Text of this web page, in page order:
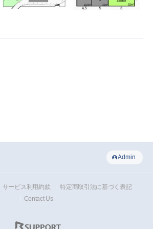
Admin
サービス利用約款
特定商取引法に基づく表記
Contact Us